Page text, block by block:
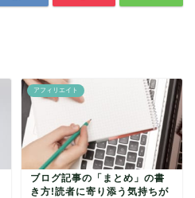
アフィリエイト
ブログ記事の「まとめ」の書
き方!読者に寄り添う気持ちが